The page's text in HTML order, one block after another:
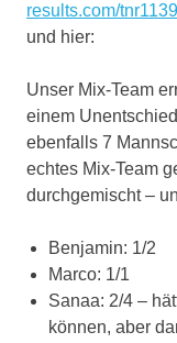
results.com/
und hier:
Unser Mix-Team
einem
ebenfalls 7
echtes Mix-Team
durchgemischt –
Benjamin: 1/2
Marco: 1/1
Sanaa: 2/4 –
können, aber